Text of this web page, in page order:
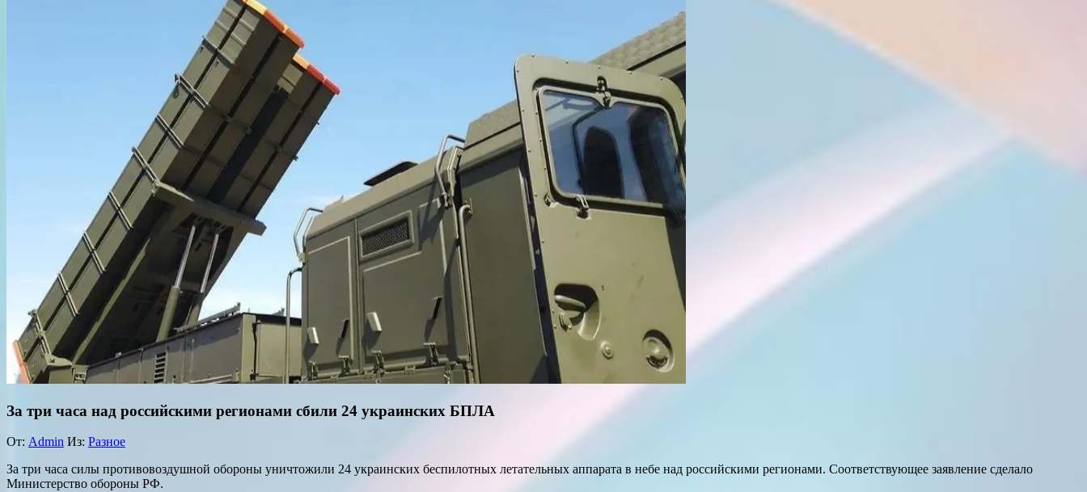
За три часа над российскими регионами сбили 24 украинских БПЛА
От: Admin Из: Разное
За три часа силы противовоздушной обороны уничтожили 24 украинских беспилотных летательных аппарата в небе над российскими регионами. Соответствующее заявление сделало
Министерство обороны РФ.